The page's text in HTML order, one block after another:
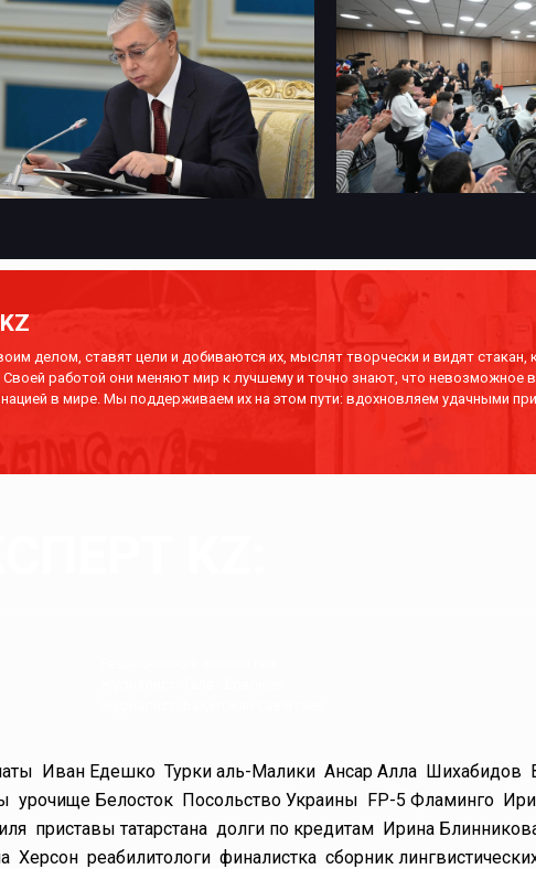
делом, ставят цели и добиваются их, мыслят творчески и видят
работой они меняют мир к лучшему и точно знают, что невозможное
в мире. Мы поддерживаем их на этом пути: вдохновляем удачными
Иван Едешко Турки аль-Малики Ансар Алла Шихабидов
урочище Белосток Посольство Украины FP-5 Фламинго
приставы татарстана долги по кредитам Ирина
Херсон реабилитологи финалистка сборник